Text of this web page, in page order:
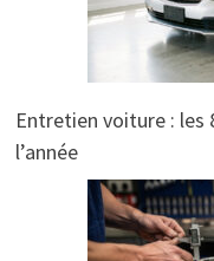
Entretien voiture :
l’année